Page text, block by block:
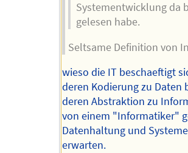
Systementwicklung da
gelesen habe.
Seltsame Definition von
wieso die IT beschaeftigt
deren Kodierung zu Daten
deren Abstraktion zu
von einem "Informatiker"
Datenhaltung und
erwarten.